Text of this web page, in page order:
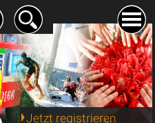
Jetzt registrieren